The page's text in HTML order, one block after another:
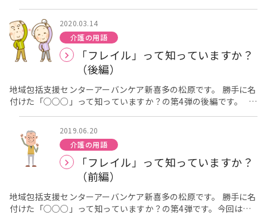
知症との診断を受ける事になるのではないかとの推計値も発表さ
れています。高齢者の方々の5人に1人が認知症との診断を受ける
数となります。 早期から医療や必要なサービスを利用すること
で、認知症の進行を緩やかにすることが出来ます。身近な方や近
隣で生活上の行動が少し気になる方がおられましたら、お気軽に
地域包括支援センター アーバンケア新喜多 06-6784-0001
までお電話ください。
えてくれますので、治療法で悩み、医師や看護師に相談しにくい
ことも相談できますし、退院後の社会復帰についても、連携をと
って支援してくれます。 いわゆる患者の代弁者的な立場ですので
安心して相談することができます。 MSWの具体的な仕事や役
割は、厚生労働省から下記の通り発表されています。 １．療養
中の心理的・社会的問題の解決、調整援助 入退院の調整、外来患
者や患者家族からの相談に応じ、問題の解決を図ってくれます。
退院後の在宅療養生活を整備し、在宅で受けることのできるサー
ビス情報の提供、各関係機関と連携をとるなど支援してくれま
す。 ２．退院援助 医療機関の退院後の生活について共に考え、
退院時に必要であれば各関係機関と連携し、退院時支援を行いま
す。 高齢者の場合、退院時には介護保険制度を活用することが多
いです。退院後に在宅での介護サービスがスムーズに受けること
ができるように、ケアマネジャー等へつなぎ、退院後も生活が安
定するように支援してくれます。 ３．社会復帰援助 退院後スム
ーズに社会復帰（復職や復学）できるように支援してくれます。
４．受診・受療援助 患者、患者家族に対して受診や受療の補助を
行います。生活と身体状況に合った医療について説明したり、病
5弾はこちら 「住宅改修費支給」って知っていますか？ ロコ
モティブシンドロームってお聞きになったことはありますか？通
称「ロコモ」と言われるもので、ロコモティブシンドロームと
は、筋肉、骨、関節などの運動器の機能が弱まって、日常生活で
立ったり、歩いたりすることが難しくなる状態をいいます。ロコ
モが進行すると転倒や転倒による骨折などを起こしやすくなりま
す。ロコモは突然なる（発症する）訳ではありません。若い頃か
らの生活習慣の積み重ねが影響するものです。ロコモを発症させ
ないためにも元気なうちから筋力トレーニングを始めましょう！
て行う事が重要となってきます。特に足腰の機能は加齢と運動不
足によって衰えていきます。足腰が弱ると動くことが億劫になり
筋力はますます衰えてしまいます。日常に運動を取り入れ筋力ア
ップを図ることは、生活の質を向上させ、自分らしい生活に繋が
ングを行った後はしっかり身体をケアしましょう！ 少しずつでも
毎日行う事がとても大切です。地域包括支援センターアーバンケ
ア新喜多では長田地区、御厨地区で楽らく体操を開催していま
2020.03.14
介護の用語
「フレイル」って知っていますか？
（後編）
地域包括支援センターアーバンケア新喜多の松原です。 勝手に名
付けた「○○○」って知っていますか？の第4弾の後編です。 前
回は「フレイル」についての全般的な説明をさせていただきまし
たが今回は後編として、フレイルに陥りやすいい原因とその予防
法について説明いたします。 「フレイル」って知っていますか？
（前編）はこちら フレイルは、明確な固有の原因があって引き起
こされるというよりも、加齢に伴う以下のさまざまな心身の変化
と社会的、環境的な要因が重なりあうことにより起こります。
フレイルの原因となる一例としては、 動くことが少なくなる
●社会的に交流する機会が減る ●身体機能の低下（歩くスピ
ードの低下） 筋力が低下する・筋肉量が減る（サルコペニ
2019.06.20
介護の用語
「フレイル」って知っていますか？
（前編）
地域包括支援センターアーバンケア新喜多の松原です。 勝手に名
付けた「○○○」って知っていますか？の第4弾です。今回は前